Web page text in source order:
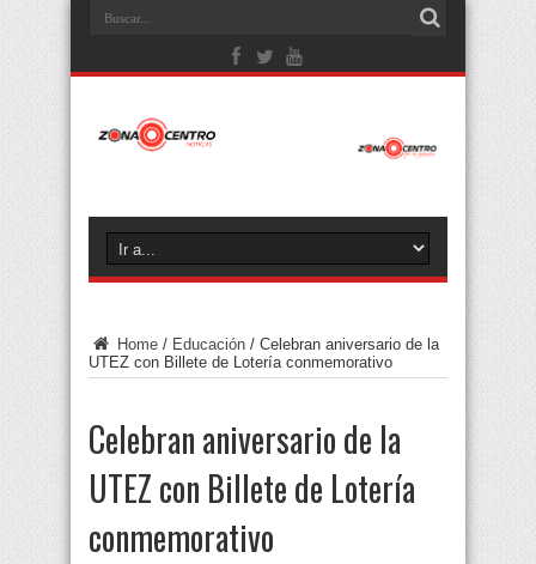
Home / Educación / Celebran aniversario de la
UTEZ con Billete de Lotería conmemorativo
Celebran aniversario de la
UTEZ con Billete de Lotería
conmemorativo